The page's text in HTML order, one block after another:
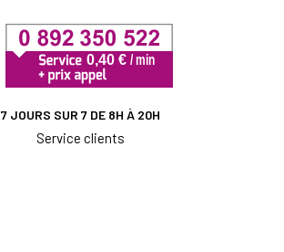
7 JOURS SUR 7 DE 8H À 20H
Service clients